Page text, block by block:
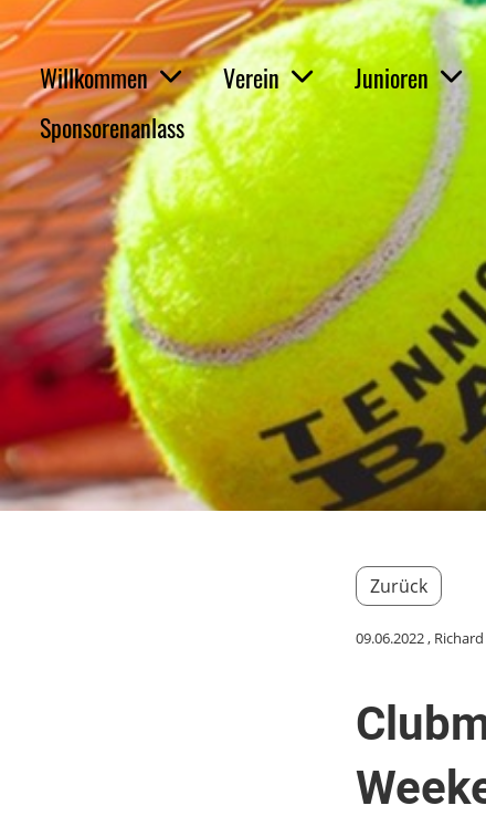
Willkommen Verein Junioren
Sponsorenanlass
Zurück
09.06.2022, Richard